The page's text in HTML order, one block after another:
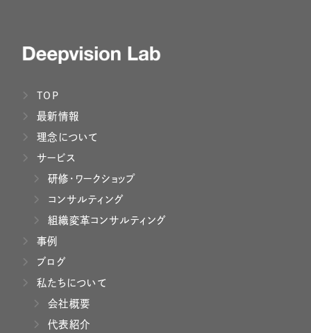
TOP
最新情報
理念について
サービス
研修・ワークショップ
コンサルティング
組織変革コンサルティング
事例
ブログ
私たちについて
会社概要
代表紹介